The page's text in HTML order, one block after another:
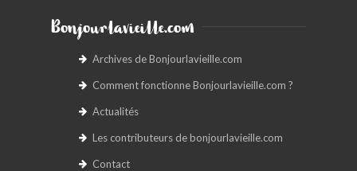
Bonjourlavieille.com
Archives de Bonjourlavieille.com
Comment fonctionne Bonjourlavieille.com ?
Actualités
Les contributeurs de bonjourlavieille.com
Contact